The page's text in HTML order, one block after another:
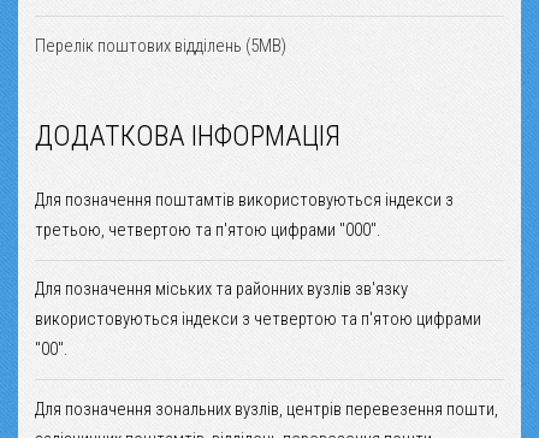
Перелік поштових відділень (5MB)
ДОДАТКОВА ІНФОРМАЦІЯ
Для позначення поштамтів використовуються індекси з
третьою, четвертою та п'ятою цифрами "000".
Для позначення міських та районних вузлів зв'язку
використовуються індекси з четвертою та п'ятою цифрами
"00".
Для позначення зональних вузлів, центрів перевезення пошти,